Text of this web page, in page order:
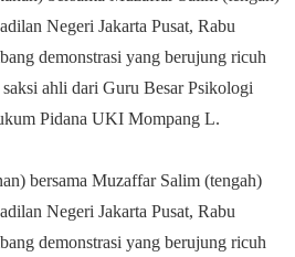
bersama Muzaffar Salim (tengah)
Negeri Jakarta Pusat, Rabu
demonstrasi yang berujung ricuh